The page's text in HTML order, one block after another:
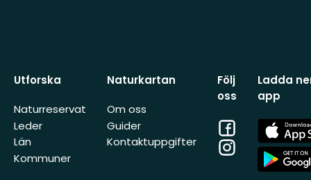
Utforska
Naturreservat
Leder
Län
Kommuner
Naturkartan
Om oss
Guider
Kontaktuppgifter
Följ
oss
Facebook
Instagram
Ladda
app
App
Store
App
Store